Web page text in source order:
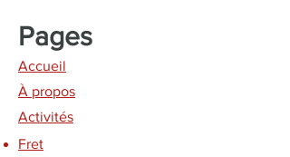
Pages
Accueil
À propos
Activités
Fret